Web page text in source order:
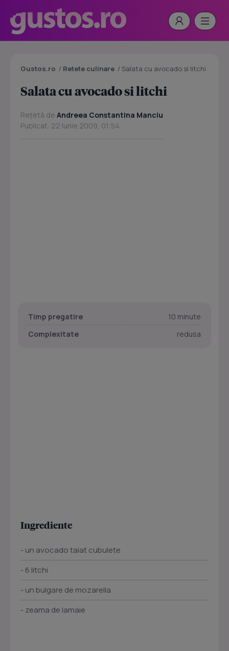
Gustos.ro / Retete culinare / Salata cu avocado si litchi
Salata cu avocado si litchi
Rețetă de Andreea Constantina Manciu
Publicat: 22 Iunie 2009, 01:54
Timp pregatire
10 minute
Complexitate
redusa
Ingrediente
- un avocado taiat cubulete
- 6 litchi
- un bulgare de mozarella
- zeama de lamaie